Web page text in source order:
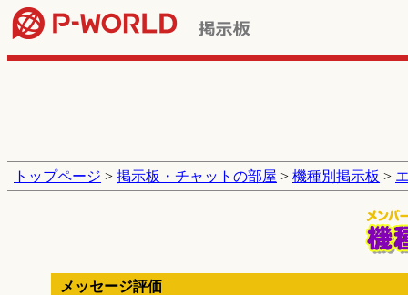
トップページ > 掲示板・チャットの部屋 > 機種別掲示板 >
メッセージ評価